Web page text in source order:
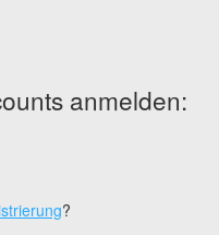
anmelden:
?